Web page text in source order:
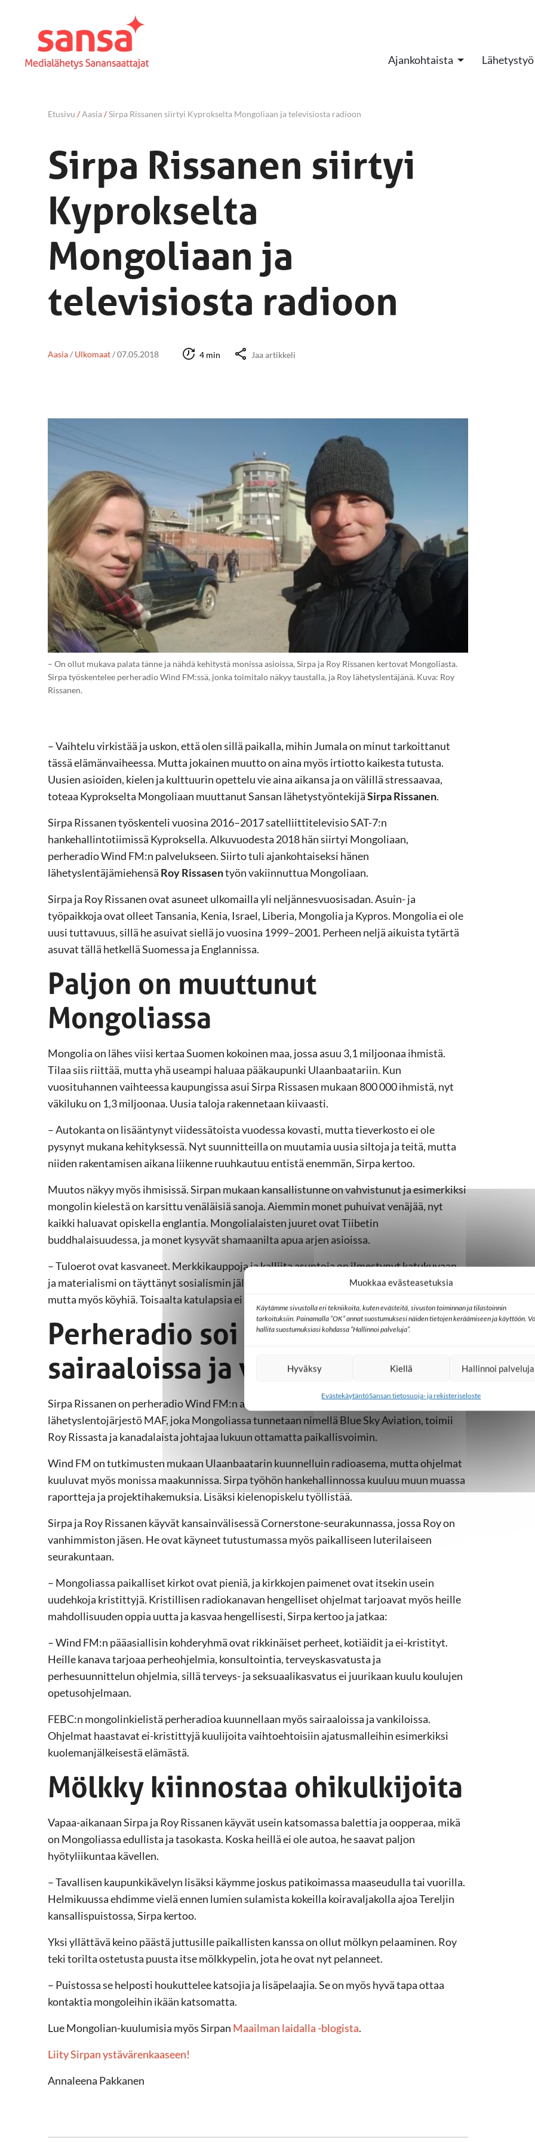
Muokkaa evästeasetuksia
Käytämme sivustolla eri tekniikoita, kuten evästeitä, sivuston toiminnan ja tilastoinnin
tarkoituksiin. Painamalla ”OK” annat suostumuksesi näiden tietojen keräämiseen ja käyttöön.
hallita suostumuksiasi kohdassa ”Hallinnoi palveluja”.
Hyväksy Kiellä Hallinnoi palveluja
EvästekäytäntöSansan tietosuoja- ja rekisteriseloste
Ajankohtaista Lähetystyö
Etusivu /Aasia/Sirpa Rissanen siirtyi Kyprokselta Mongoliaan ja televisiosta radioon
Sirpa Rissanen siirtyi
Kyprokselta
Mongoliaan ja
televisiosta radioon
Aasia/ Ulkomaat/07.05.2018 4 min Jaa artikkeli
– On ollut mukava palata tänne ja nähdä kehitystä monissa asioissa, Sirpa ja Roy Rissanen kertovat Mongoliasta.
Sirpa työskentelee perheradio Wind FM:ssä, jonka toimitalo näkyy taustalla, ja Roy lähetyslentäjänä. Kuva: Roy
Rissanen.
– Vaihtelu virkistää ja uskon, että olen sillä paikalla, mihin Jumala on minut tarkoittanut
tässä elämänvaiheessa. Mutta jokainen muutto on aina myös irtiotto kaikesta tutusta.
Uusien asioiden, kielen ja kulttuurin opettelu vie aina aikansa ja on välillä stressaavaa,
toteaa Kyprokselta Mongoliaan muuttanut Sansan lähetystyöntekijäSirpa Rissanen.
Sirpa Rissanen työskenteli vuosina 2016–2017 satelliittitelevisio SAT-7:n
hankehallintotiimissä Kyproksella. Alkuvuodesta 2018 hän siirtyi Mongoliaan,
perheradio Wind FM:n palvelukseen. Siirto tuli ajankohtaiseksi hänen
lähetyslentäjämiehensä Roy Rissasentyön vakiinnuttua Mongoliaan.
Sirpa ja Roy Rissanen ovat asuneet ulkomailla yli neljännesvuosisadan. Asuin- ja
työpaikkoja ovat olleet Tansania, Kenia, Israel, Liberia, Mongolia ja Kypros. Mongolia ei ole
uusi tuttavuus, sillä he asuivat siellä jo vuosina 1999–2001. Perheen neljä aikuista tytärtä
asuvat tällä hetkellä Suomessa ja Englannissa.
Paljon on muuttunut
Mongoliassa
Mongolia on lähes viisi kertaa Suomen kokoinen maa, jossa asuu 3,1 miljoonaa ihmistä.
Tilaa siis riittää, mutta yhä useampi haluaa pääkaupunki Ulaanbaatariin. Kun
vuosituhannen vaihteessa kaupungissa asui Sirpa Rissasen mukaan 800 000 ihmistä, nyt
väkiluku on 1,3 miljoonaa. Uusia taloja rakennetaan kiivaasti.
– Autokanta on lisääntynyt viidessätoista vuodessa kovasti, mutta tieverkosto ei ole
pysynyt mukana kehityksessä. Nyt suunnitteilla on muutamia uusia siltoja ja teitä, mutta
niiden rakentamisen aikana liikenne ruuhkautuu entistä enemmän, Sirpa kertoo.
Muutos näkyy myös ihmisissä. Sirpan mukaan kansallistunne on vahvistunut ja esimerkiksi
mongolin kielestä on karsittu venäläisiä sanoja. Aiemmin monet puhuivat venäjää, nyt
kaikki haluavat opiskella englantia. Mongolialaisten juuret ovat Tiibetin
buddhalaisuudessa, ja monet kysyvät shamaanilta apua arjen asioissa.
– Tuloerot ovat kasvaneet. Merkkikauppoja ja kalliita asuntoja on ilmestynyt katukuvaan,
ja materialismi on täyttänyt sosialismin jälkeisen arvotyhjiön. Täällä on paljon rikkaita
mutta myös köyhiä. Toisaalta katulapsia ei näy keskustan kaduilla niin kuin ennen.
Perheradio soi myös
sairaaloissa ja vankiloissa
Sirpa Rissanen on perheradio Wind FM:n ainoa ulkomaalainen työntekijä. Myös
lähetyslentojärjestö MAF, joka Mongoliassa tunnetaan nimellä Blue Sky Aviation, toimii
Roy Rissasta ja kanadalaista johtajaa lukuun ottamatta paikallisvoimin.
Wind FM on tutkimusten mukaan Ulaanbaatarin kuunnelluin radioasema, mutta ohjelmat
kuuluvat myös monissa maakunnissa. Sirpa työhön hankehallinnossa kuuluu muun muassa
raportteja ja projektihakemuksia. Lisäksi kielenopiskelu työllistää.
Sirpa ja Roy Rissanen käyvät kansainvälisessä Cornerstone-seurakunnassa, jossa Roy on
vanhimmiston jäsen. He ovat käyneet tutustumassa myös paikalliseen luterilaiseen
seurakuntaan.
– Mongoliassa paikalliset kirkot ovat pieniä, ja kirkkojen paimenet ovat itsekin usein
uudehkoja kristittyjä. Kristillisen radiokanavan hengelliset ohjelmat tarjoavat myös heille
mahdollisuuden oppia uutta ja kasvaa hengellisesti, Sirpa kertoo ja jatkaa:
– Wind FM:n pääasiallisin kohderyhmä ovat rikkinäiset perheet, kotiäidit ja ei-kristityt.
Heille kanava tarjoaa perheohjelmia, konsultointia, terveyskasvatusta ja
perhesuunnittelun ohjelmia, sillä terveys- ja seksuaalikasvatus ei juurikaan kuulu koulujen
opetusohjelmaan.
FEBC:n mongolinkielistä perheradioa kuunnellaan myös sairaaloissa ja vankiloissa.
Ohjelmat haastavat ei-kristittyjä kuulijoita vaihtoehtoisiin ajatusmalleihin esimerkiksi
kuolemanjälkeisestä elämästä.
Mölkky kiinnostaa ohikulkijoita
Vapaa-aikanaan Sirpa ja Roy Rissanen käyvät usein katsomassa balettia ja oopperaa, mikä
on Mongoliassa edullista ja tasokasta. Koska heillä ei ole autoa, he saavat paljon
hyötyliikuntaa kävellen.
– Tavallisen kaupunkikävelyn lisäksi käymme joskus patikoimassa maaseudulla tai vuorilla.
Helmikuussa ehdimme vielä ennen lumien sulamista kokeilla koiravaljakolla ajoa Tereljin
kansallispuistossa, Sirpa kertoo.
Yksi yllättävä keino päästä juttusille paikallisten kanssa on ollut mölkyn pelaaminen. Roy
teki torilta ostetusta puusta itse mölkkypelin, jota he ovat nyt pelanneet.
­– Puistossa se helposti houkuttelee katsojia ja lisäpelaajia. Se on myös hyvä tapa ottaa
kontaktia mongoleihin ikään katsomatta.
Lue Mongolian-kuulumisia myös Sirpan Maailman laidalla -blogista.
Liity Sirpan ystävärenkaaseen!
Annaleena Pakkanen